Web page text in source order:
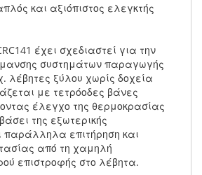
και αξιόπιστος ελεγκτής
έχει σχεδιαστεί για την
συστημάτων παραγωγής
λέβητες ξύλου χωρίς δοχεία
με τετρόοδες βάνες
έλεγχο της θερμοκρασίας
της εξωτερικής
παράλληλα επιτήρηση και
από τη χαμηλή
επιστροφής στο λέβητα.